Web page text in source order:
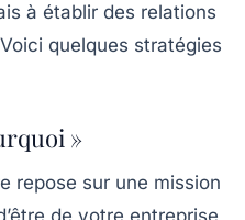
à établir des relations
quelques stratégies
»
repose sur une mission